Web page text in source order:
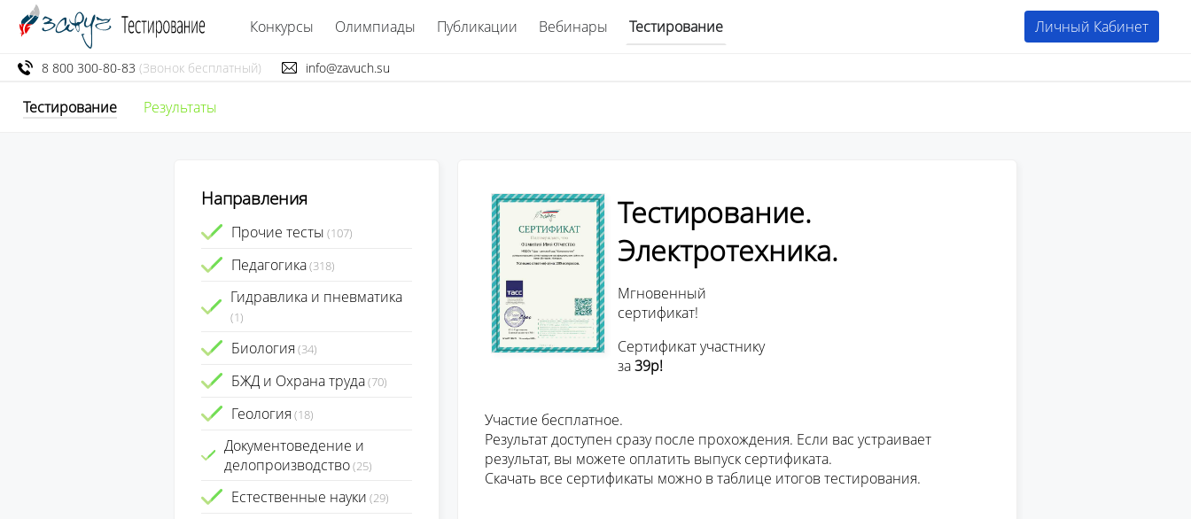
Конкурсы Олимпиады Публикации Вебинары Тестирование Личный Кабинет
8 800 300-80-83 (Звонок бесплатный) info@zavuch.su
Тестирование Результаты
Направления
Прочие тесты (107)
Педагогика(318)
Гидравлика и пневматика
(1)
Биология (34)
БЖД и Охрана труда(70)
Геология (18)
Документоведение и
делопроизводство(25)
Естественные науки (29)
Тестирование.
Электротехника.
Мгновенный
сертификат!
Сертификат участнику
за39р!
Участие бесплатное.
Результат доступен сразу после прохождения. Если вас устраивает
результат, вы можете оплатить выпуск сертификата.
Скачать все сертификаты можно в таблице итогов тестирования.